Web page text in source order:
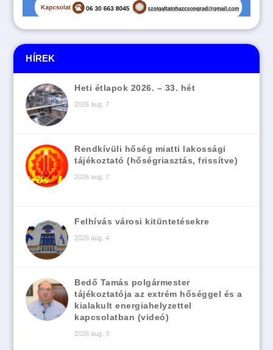
HÍREK
Heti étlapok 2026. – 33. hét
2026 aug. 7
Rendkívüli hőség miatti lakossági
tájékoztató (hőségriasztás, frissítve)
2026 aug. 7
Felhívás városi kitüntetésekre
2026 aug. 4
Bedő Tamás polgármester
tájékoztatója az extrém hőséggel és a
kialakult energiahelyzettel
kapcsolatban (videó)
2026 aug. 3